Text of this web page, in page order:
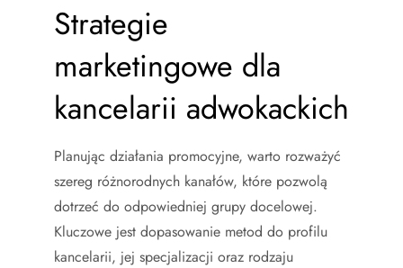
Strategie
marketingowe dla
kancelarii adwokackich
Planując działania promocyjne, warto rozważyć
szereg różnorodnych kanałów, które pozwolą
dotrzeć do odpowiedniej grupy docelowej.
Kluczowe jest dopasowanie metod do profilu
kancelarii, jej specjalizacji oraz rodzaju